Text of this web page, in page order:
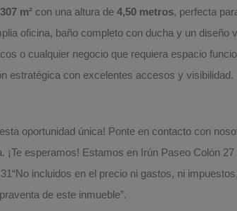
307 m² con una altura de 4,50 metros, perfecta
oficina, baño completo con ducha y un diseño
o cualquier negocio que requiera espacio
estratégica con excelentes accesos y
oportunidad única! Ponte en contacto con
¡Te esperamos! Estamos en Irún Paseo Colón
incluidos en el precio ni gastos, ni
de este inmueble”.